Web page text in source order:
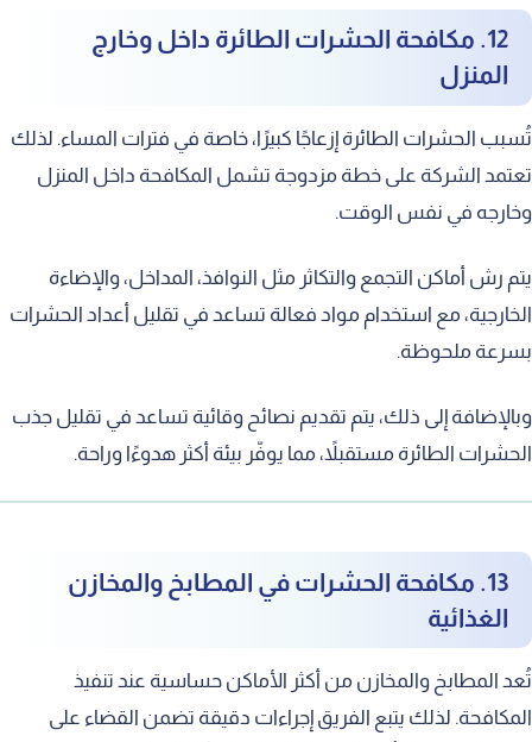
12. مكافحة الحشرات الطائرة داخل وخارج
المنزل
تُسبب الحشرات الطائرة إزعاجًا كبيرًا، خاصة في فترات المساء. لذلك
تعتمد الشركة على خطة مزدوجة تشمل المكافحة داخل المنزل
وخارجه في نفس الوقت.
يتم رش أماكن التجمع والتكاثر مثل النوافذ، المداخل، والإضاءة
الخارجية، مع استخدام مواد فعالة تساعد في تقليل أعداد الحشرات
بسرعة ملحوظة.
وبالإضافة إلى ذلك، يتم تقديم نصائح وقائية تساعد في تقليل جذب
الحشرات الطائرة مستقبلاً، مما يوفّر بيئة أكثر هدوءًا وراحة.
13. مكافحة الحشرات في المطابخ والمخازن
الغذائية
تُعد المطابخ والمخازن من أكثر الأماكن حساسية عند تنفيذ
المكافحة. لذلك يتبع الفريق إجراءات دقيقة تضمن القضاء على